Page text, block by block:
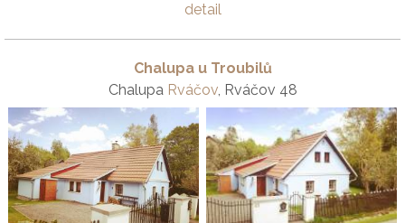
detail
Chalupa u Troubilů
Chalupa Rváčov, Rváčov 48